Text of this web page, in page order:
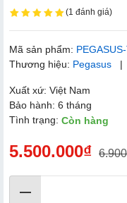
(1 đánh giá)
Mã sản phẩm:
Thương hiệu: Pegasus |
Xuất xứ: Việt Nam
Bảo hành: 6 tháng
Tình trạng: Còn hàng
5.500.000₫